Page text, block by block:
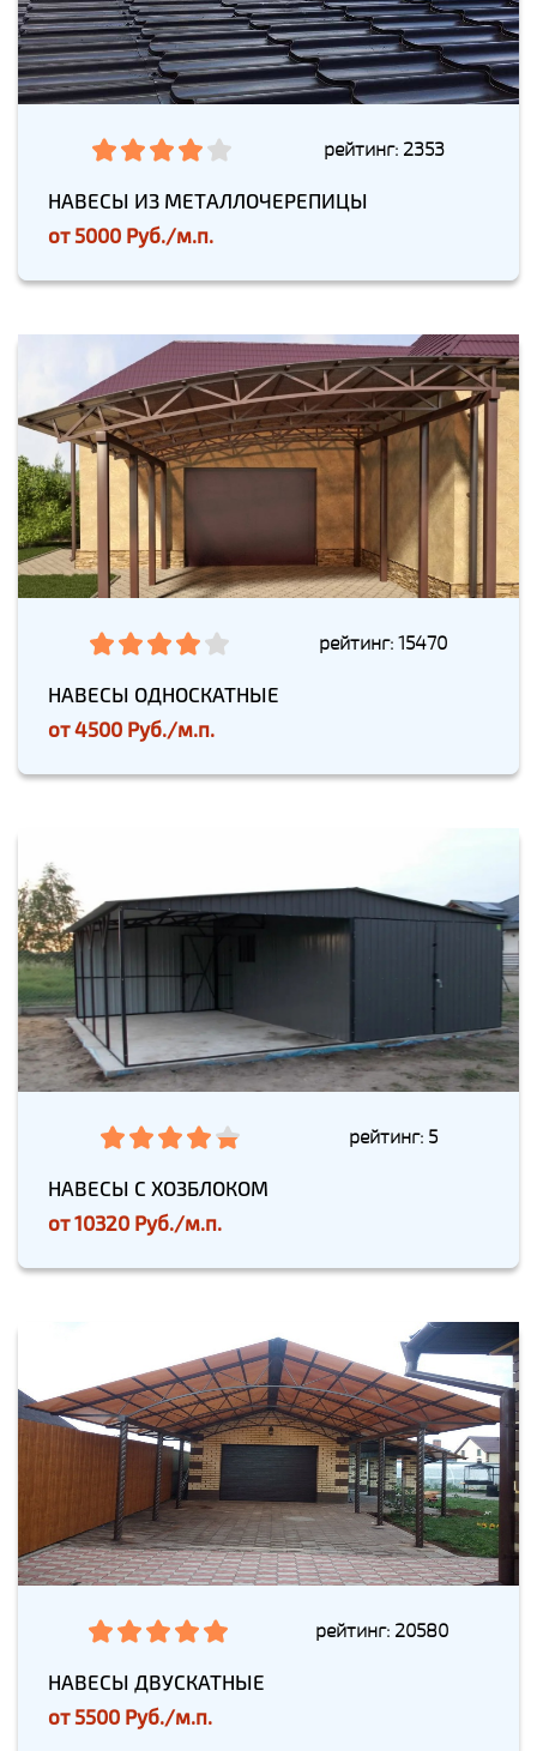
рейтинг: 2353
НАВЕСЫ ИЗ МЕТАЛЛОЧЕРЕПИЦЫ
от5000 Руб./м.п.
рейтинг: 15470
НАВЕСЫ ОДНОСКАТНЫЕ
от4500 Руб./м.п.
рейтинг: 5
НАВЕСЫ С ХОЗБЛОКОМ
от10320 Руб./м.п.
рейтинг: 20580
НАВЕСЫ ДВУСКАТНЫЕ
от5500 Руб./м.п.